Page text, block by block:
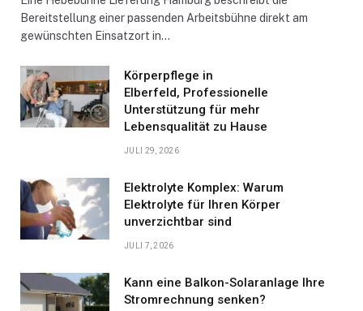
Bereitstellung einer passenden Arbeitsbühne direkt am
gewünschten Einsatzort in…
Körperpflege in
Elberfeld, Professionelle
Unterstützung für mehr
Lebensqualität zu Hause
JULI 29, 2026
Elektrolyte Komplex: Warum
Elektrolyte für Ihren Körper
unverzichtbar sind
JULI 7, 2026
Kann eine Balkon-Solaranlage Ihre
Stromrechnung senken?